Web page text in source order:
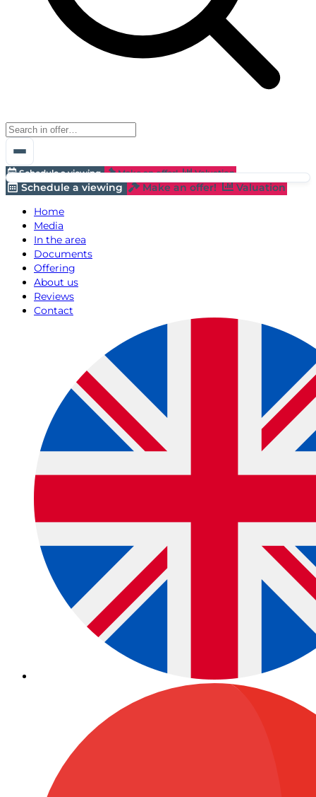
Schedule a viewing Make an offer! Valuation
Schedule a viewing Make an offer!
Valuation
Home
Media
In the area
Documents
Offering
About us
Reviews
Contact